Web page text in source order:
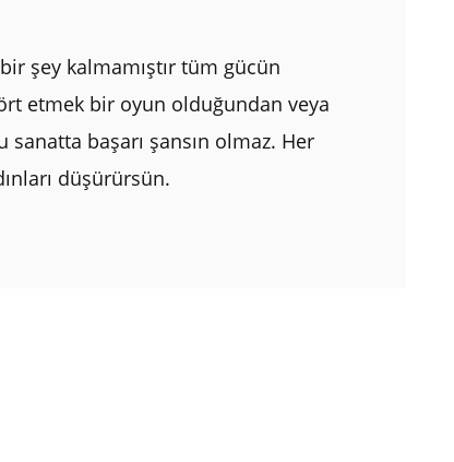
şey kalmamıştır tüm gücün
etmek bir oyun olduğundan veya
başarı şansın olmaz. Her
düşürürsün.